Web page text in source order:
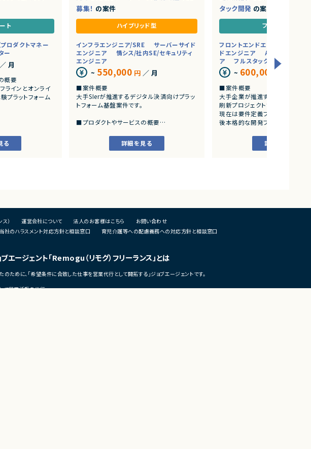
ト
プロダクトマネー
ー
／ 月
概要
ラインとオンライ
プラットフォーム
ァシリテーション
ァンクショナル
的文脈やリスク
ム共有促進
ラットフォーム
る
募集！ の案件
ハイブリッド型
インフラエンジニア/SRE
サーバーサイド
エンジニア
情シス/社内SE/セキュリティ
エンジニア
~ 550,000 円 ／ 月
■案件概要
大手SIerが推進するデジタル決済向けプラッ
トフォーム基盤案件です。
■プロダクトやサービスの概要
システムの構築プロジェクトです。
・高可用性および安定運用を重視したOracle
・Oracle Database 19cの設計、構築、設定変
更
・DB環境のテスト計画策定および実施
・既存環境から新環境へのデータベース移行
び設定
応
詳細を見る
タック開発 の案件
フルリモート
フロントエンドエンジニア
ドエンジニア
AI/LLM/機械学
ア
フルスタックエンジニア
~ 600,000
■案件概要
大手企業が推進する店舗向け業
刷新プロジェクトです。
現在は要件定義フェーズを進行し
後本格的な開発フェーズへ移行予
境まで幅広く携わることができ、
トを活用したAI駆動開発環境お
・フロントエンド開発（React
詳細を見る
） 運営会社について 法人のお客様はこちら
お問い合わせ
当社のハラスメント対応方針と相談窓口 育児介護等への配慮義務への対応方針と相談窓口
エージェント「Remogu（リモグ）フリーランス」とは
ために、「希望条件に合致した仕事を営業代行として開拓する」ジョブエージェントです。
て営業活動を代行。